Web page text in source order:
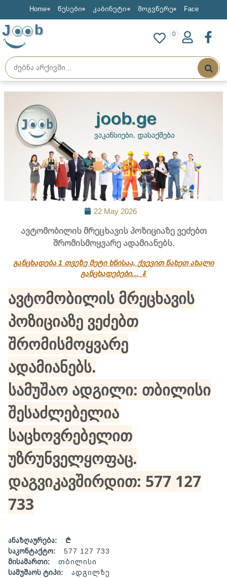
Home წესები კაბინეტი მოგვწერე Face
J b 0
22 May 2026
ავტომობილის მრეცხავის პოზიციაზე ვეძებთ
შრომისმოყვარე ადამიანებს.
განცხადება 1 თვეზე მეტი ხნისაა, ქვევით ნახეთ ახალი
განცხადებები… ⇓
ავტომობილის მრეცხავის
პოზიციაზე ვეძებთ
შრომისმოყვარე
ადამიანებს.
სამუშაო ადგილი: თბილისი
შესაძლებელია
საცხოვრებელით
უზრუნველყოფაც.
დაგვიკავშირდით: 577 127
733
ანაზღაურება:
₾
საკონტაქტო:
577 127 733
მისამართი:
თბილისი
სამუშაოს ტიპი:
ადგილზე